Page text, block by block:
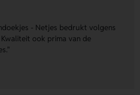
- Netjes bedrukt volgens
ook prima van de